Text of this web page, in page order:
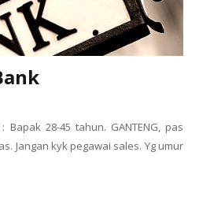
Bapak 28-45 tahun. GANTENG, pas
Jangan kyk pegawai sales. Yg umur